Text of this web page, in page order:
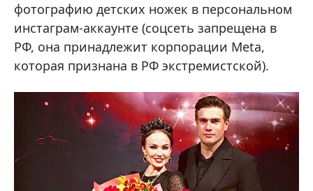
фотографию детских ножек в персональном
инстаграм-аккаунте (соцсеть запрещена в
РФ, она принадлежит корпорации Meta,
которая признана в РФ экстремистской).